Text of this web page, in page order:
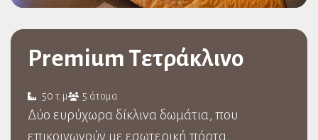
Premium Τετράκλινο
50 τ.μ 5 άτομα
Δύο ευρύχωρα δίκλινα δωμάτια, που
επικοινωνούν με εσωτερική πόρτα,